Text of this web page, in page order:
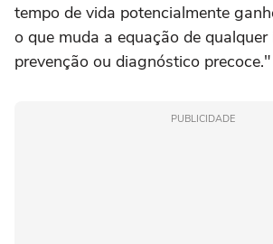
tempo de vida potencialmente
o que muda a equação de
prevenção ou diagnóstico precoce."
PUBLICIDADE